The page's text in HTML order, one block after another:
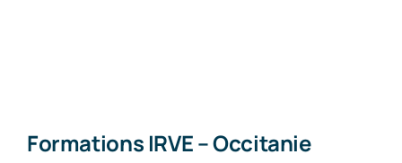
Formations IRVE – Occitanie